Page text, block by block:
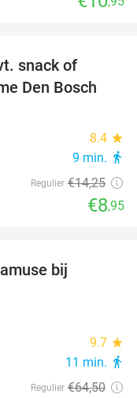
snack of
Den Bosch
8.4 star
9 min. directions_walk
Regulier €14,25
€8,95
bij
9.7 star
11 min. directions_walk
Regulier €64,50